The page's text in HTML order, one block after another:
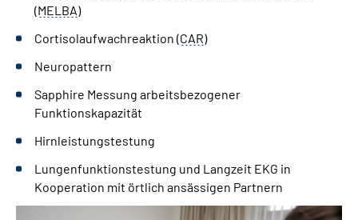
(MELBA)
Cortisolaufwachreaktion (CAR)
Neuropattern
Sapphire Messung arbeitsbezogener
Funktionskapazität
Hirnleistungstestung
Lungenfunktionstestung und Langzeit EKG in
Kooperation mit örtlich ansässigen Partnern